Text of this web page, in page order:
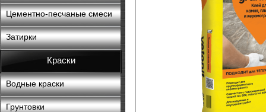
Цементно-песчаные смеси
Затирки
Краски
Водные краски
Грунтовки